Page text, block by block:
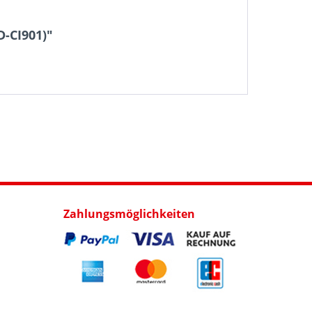
CI901)"
Zahlungsmöglichkeiten